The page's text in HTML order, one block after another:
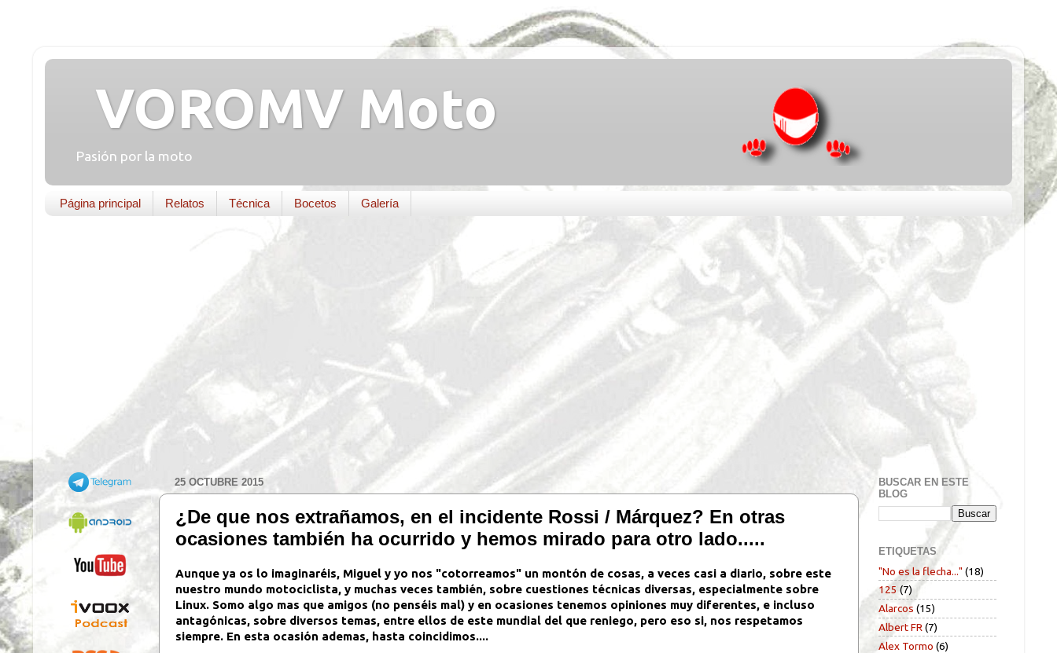
VOROMV Moto
Pasión por la moto
Página principal Relatos Técnica Bocetos Galería
25 OCTUBRE 2015
¿De que nos extrañamos, en el incidente Rossi / Márquez? En otras
ocasiones también ha ocurrido y hemos mirado para otro lado.....
Aunque ya os lo imaginaréis, Miguel y yo nos "cotorreamos" un montón de cosas, a veces casi a diario, sobre este
nuestro mundo motociclista, y muchas veces también, sobre cuestiones técnicas diversas, especialmente sobre
Linux. Somo algo mas que amigos (no penséis mal) y en ocasiones tenemos opiniones muy diferentes, e incluso
antagónicas, sobre diversos temas, entre ellos de este mundial del que reniego, pero eso si, nos respetamos
siempre. En esta ocasión ademas, hasta coincidimos....
BUSCAR EN ESTE
BLOG
ETIQUETAS
"No es la flecha..." (18)
125 (7)
Alarcos (15)
Albert FR (7)
Alex Tormo (6)